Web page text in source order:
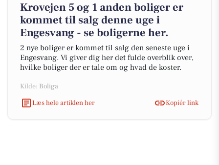
Krovejen 5 og 1 anden boliger er
kommet til salg denne uge i
Engesvang - se boligerne her.
2 nye boliger er kommet til salg den seneste uge i
Engesvang. Vi giver dig her det fulde overblik over,
hvilke boliger der er tale om og hvad de koster.
Kilde: Boliga
Læs hele artiklen her
Kopiér link